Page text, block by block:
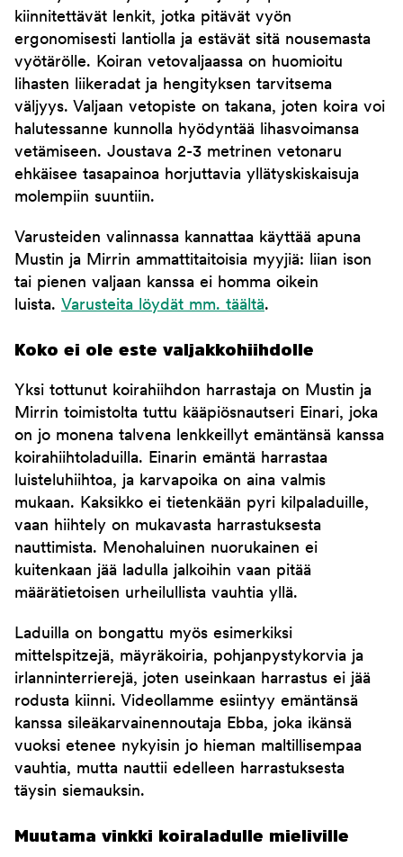
kiinnitettävät lenkit, jotka pitävät vyön
ergonomisesti lantiolla ja estävät sitä nousemasta
vyötärölle. Koiran vetovaljaassa on huomioitu
lihasten liikeradat ja hengityksen tarvitsema
väljyys. Valjaan vetopiste on takana, joten koira voi
halutessanne kunnolla hyödyntää lihasvoimansa
vetämiseen. Joustava 2-3 metrinen vetonaru
ehkäisee tasapainoa horjuttavia yllätyskiskaisuja
molempiin suuntiin.
Varusteiden valinnassa kannattaa käyttää apuna
Mustin ja Mirrin ammattitaitoisia myyjiä: liian ison
tai pienen valjaan kanssa ei homma oikein
luista. Varusteita löydät mm. täältä.
Koko ei ole este valjakkohiihdolle
Yksi tottunut koirahiihdon harrastaja on Mustin ja
Mirrin toimistolta tuttu kääpiösnautseri Einari, joka
on jo monena talvena lenkkeillyt emäntänsä kanssa
koirahiihtoladuilla. Einarin emäntä harrastaa
luisteluhiihtoa, ja karvapoika on aina valmis
mukaan. Kaksikko ei tietenkään pyri kilpaladuille,
vaan hiihtely on mukavasta harrastuksesta
nauttimista. Menohaluinen nuorukainen ei
kuitenkaan jää ladulla jalkoihin vaan pitää
määrätietoisen urheilullista vauhtia yllä.
Laduilla on bongattu myös esimerkiksi
mittelspitzejä, mäyräkoiria, pohjanpystykorvia ja
irlanninterrierejä, joten useinkaan harrastus ei jää
rodusta kiinni. Videollamme esiintyy emäntänsä
kanssa sileäkarvainennoutaja Ebba, joka ikänsä
vuoksi etenee nykyisin jo hieman maltillisempaa
vauhtia, mutta nauttii edelleen harrastuksesta
täysin siemauksin.
Muutama vinkki koiraladulle mieliville